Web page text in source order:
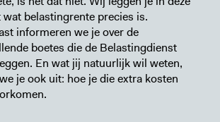
belastingrente precies is.
informeren we je over de
boetes die de Belastingdienst
En wat jij natuurlijk wil weten,
je ook uit: hoe je die extra kosten